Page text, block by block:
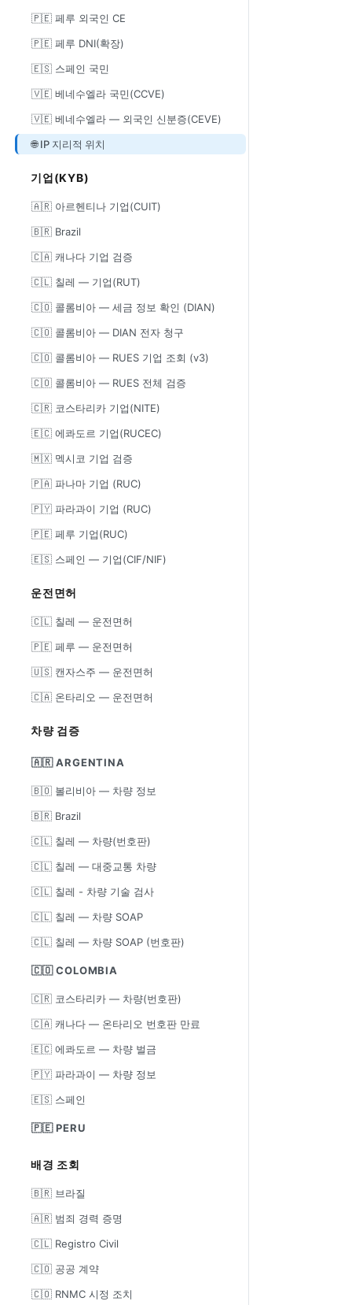
🇵🇪 페루 외국인 CE
🇵🇪 페루 DNI(확장)
🇪🇸 스페인 국민
🇻🇪 베네수엘라 국민(CCVE)
🇻🇪 베네수엘라 — 외국인 신분증(CEVE)
🌐 IP 지리적 위치
기업(KYB)
🇦🇷 아르헨티나 기업(CUIT)
🇧🇷 Brazil
🇨🇦 캐나다 기업 검증
🇨🇱 칠레 — 기업(RUT)
🇨🇴 콜롬비아 — 세금 정보 확인 (DIAN)
🇨🇴 콜롬비아 — DIAN 전자 청구
🇨🇴 콜롬비아 — RUES 기업 조회 (v3)
🇨🇴 콜롬비아 — RUES 전체 검증
🇨🇷 코스타리카 기업(NITE)
🇪🇨 에콰도르 기업(RUCEC)
🇲🇽 멕시코 기업 검증
🇵🇦 파나마 기업 (RUC)
🇵🇾 파라과이 기업 (RUC)
🇵🇪 페루 기업(RUC)
🇪🇸 스페인 — 기업(CIF/NIF)
운전면허
🇨🇱 칠레 — 운전면허
🇵🇪 페루 — 운전면허
🇺🇸 캔자스주 — 운전면허
🇨🇦 온타리오 — 운전면허
차량 검증
🇦🇷 ARGENTINA
🇧🇴 볼리비아 — 차량 정보
🇧🇷 Brazil
🇨🇱 칠레 — 차량(번호판)
🇨🇱 칠레 — 대중교통 차량
🇨🇱 칠레 - 차량 기술 검사
🇨🇱 칠레 — 차량 SOAP
🇨🇱 칠레 — 차량 SOAP (번호판)
🇨🇴 COLOMBIA
🇨🇷 코스타리카 — 차량(번호판)
🇨🇦 캐나다 — 온타리오 번호판 만료
🇪🇨 에콰도르 — 차량 벌금
🇵🇾 파라과이 — 차량 정보
🇪🇸 스페인
🇵🇪 PERU
배경 조회
🇧🇷 브라질
🇦🇷 범죄 경력 증명
🇨🇱 Registro Civil
🇨🇴 공공 계약
🇨🇴 RNMC 시정 조치